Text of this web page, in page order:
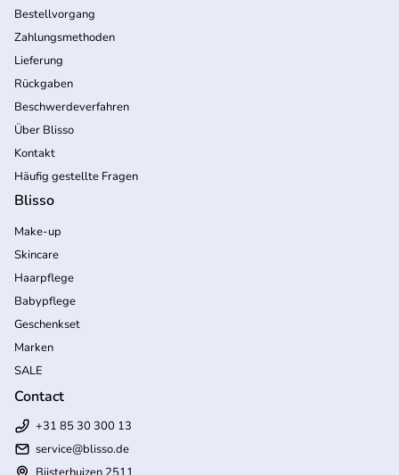
Bestellvorgang
Zahlungsmethoden
Lieferung
Rückgaben
Beschwerdeverfahren
Über Blisso
Kontakt
Häufig gestellte Fragen
Blisso
Make-up
Skincare
Haarpflege
Babypflege
Geschenkset
Marken
SALE
Contact
+31 85 30 300 13
service@blisso.de